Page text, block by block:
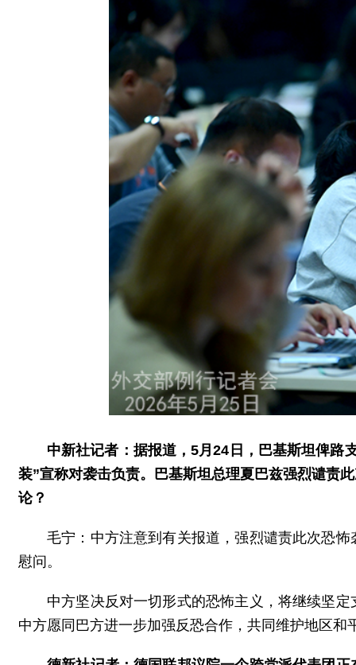
中新社记者：据报道，5月24日，巴基斯坦俾路
装”宣称对袭击负责。巴基斯坦总理夏巴兹强烈谴责
论？
毛宁：中方注意到有关报道，强烈谴责此次恐
慰问。
中方坚决反对一切形式的恐怖主义，将继续坚
中方愿同巴方进一步加强反恐合作，共同维护地区和